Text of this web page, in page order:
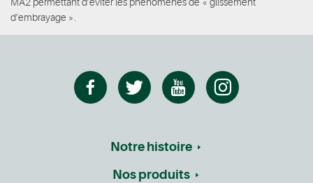
d’embrayage ».
Notre histoire
Nos produits